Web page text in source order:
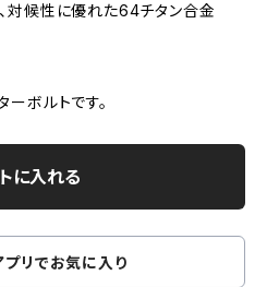
対候性に優れた64チタン合金
ボルトです。
に入れる
プリでお気に入り